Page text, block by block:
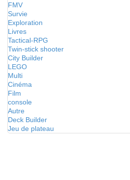
FMV
Survie
Exploration
Livres
Tactical-RPG
Twin-stick shooter
City Builder
LEGO
Multi
Cinéma
Film
console
Autre
Deck Builder
Jeu de plateau